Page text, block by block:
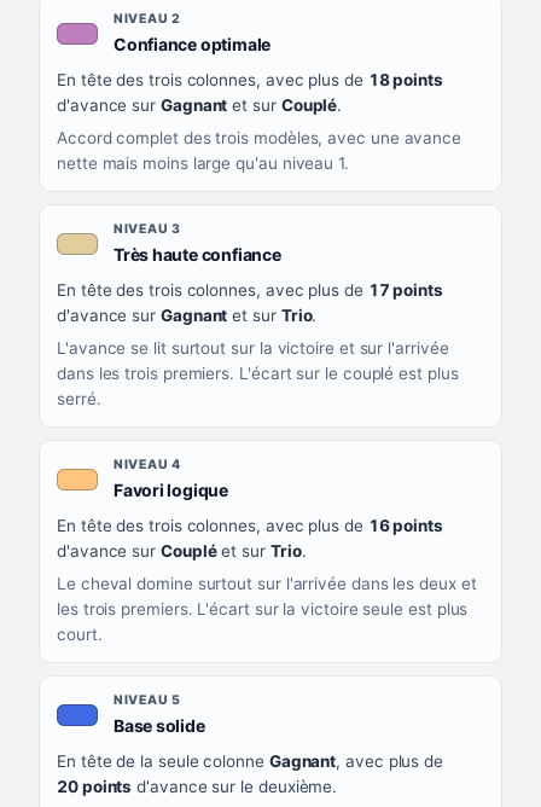
NIVEAU 2
Confiance optimale, couleur mauve
En tête des trois colonnes, avec plus de 18 points
d'avance sur Gagnant et sur Couplé.
Accord complet des trois modèles, avec une avance
nette mais moins large qu'au niveau 1.
NIVEAU 3
Très haute confiance, couleur beige
En tête des trois colonnes, avec plus de 17 points
d'avance sur Gagnant et sur Trio.
L'avance se lit surtout sur la victoire et sur l'arrivée
dans les trois premiers. L'écart sur le couplé est plus
serré.
NIVEAU 4
Favori logique, couleur orange clair
En tête des trois colonnes, avec plus de 16 points
d'avance sur Coupléet sur Trio.
Le cheval domine surtout sur l'arrivée dans les deux et
les trois premiers. L'écart sur la victoire seule est plus
court.
NIVEAU 5
Base solide, couleur bleu roi
En tête de la seule colonne Gagnant, avec plus de
20 points d'avance sur le deuxième.